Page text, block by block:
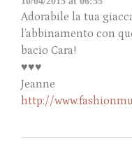
Adorabile la tua
l’abbinamento con
bacio Cara!
♥♥♥
Jeanne
http://